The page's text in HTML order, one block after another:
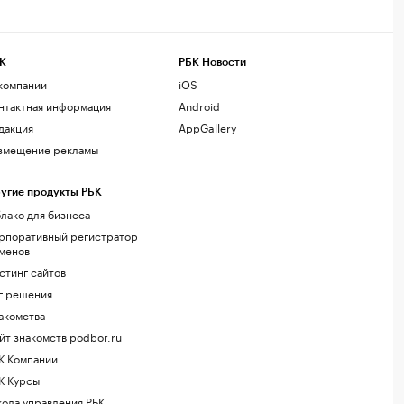
информация
рекламы
продукты РБК
для бизнеса
регистратор
сайтов
знакомств podbor.ru
Компании
Курсы
РБК Новости
iOS
Android
AppGallery